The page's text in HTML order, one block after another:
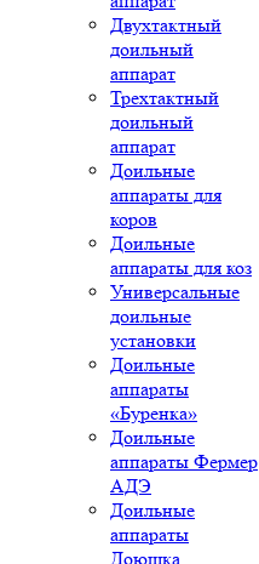
Двухтактный
доильный
аппарат
Трехтактный
доильный
аппарат
Доильные
аппараты для
коров
Доильные
аппараты для коз
Универсальные
доильные
установки
Доильные
аппараты
«Буренка»
Доильные
аппараты Фермер
АДЭ
Доильные
аппараты
Доюшка